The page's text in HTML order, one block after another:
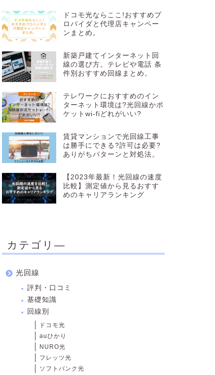
ドコモ光ならここ!おすすめプ
ロバイダと代理店キャンペー
ンまとめ。
新築戸建てインターネット回
線の選び方。テレビや電話 条
件別おすすめ回線まとめ。
テレワークにおすすめのイン
ターネット環境は?光回線かポ
ケットwi-fiどれがいい?
賃貸マンションで光回線工事
は勝手にできる?許可は必要?
ありがちパターンと対処法。
【2023年最新！光回線の速度
比較】測定値から見るおすす
めのキャリアランキング
カテゴリ―
光回線
評判・口コミ
基礎知識
回線別
ドコモ光
auひかり
NURO光
フレッツ光
ソフトバンク光